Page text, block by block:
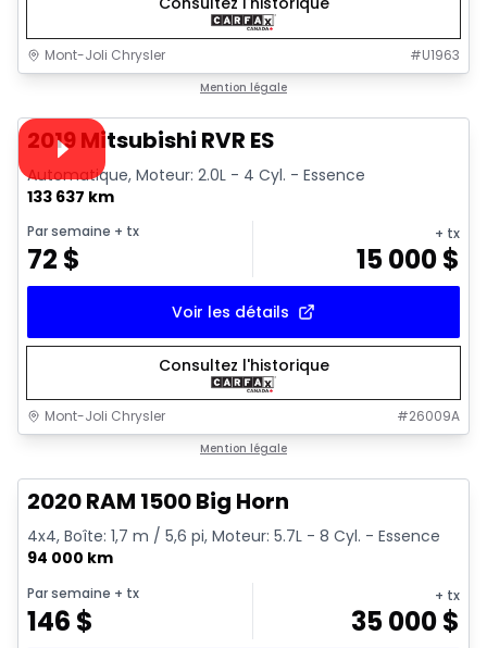
Mont-Joli Chrysler #U1963
Mention légale
Vidéo disponible
2019 Mitsubishi RVR ES
Automatique, Moteur: 2.0L - 4 Cyl. - Essence
133 637 km
Par semaine + tx
72 $
+ tx
15 000$
Voir les détails
Consultez l'historique
Mont-Joli Chrysler #26009A
Mention légale
2020 RAM 1500 Big Horn
4x4, Boîte: 1,7 m / 5,6 pi, Moteur: 5.7L - 8 Cyl. - Essence
94 000 km
Par semaine + tx
146 $
+ tx
35 000$